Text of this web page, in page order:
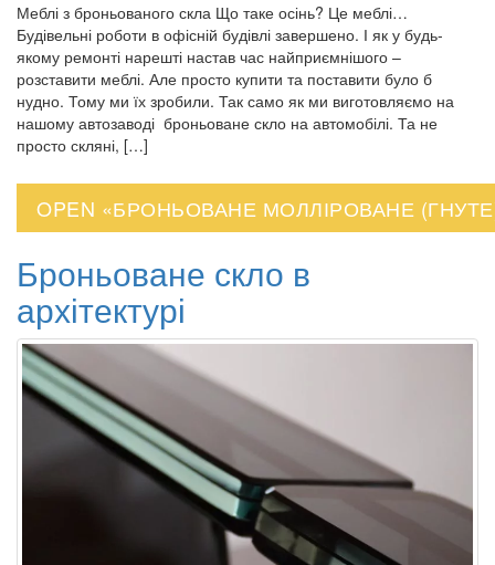
Меблі з броньованого скла Що таке осінь? Це меблі…
Будівельні роботи в офісній будівлі завершено. І як у будь-
якому ремонті нарешті настав час найприємнішого –
розставити меблі. Але просто купити та поставити було б
нудно. Тому ми їх зробили. Так само як ми виготовляємо на
нашому автозаводі броньоване скло на автомобілі. Та не
просто скляні, […]
OPEN «БРОНЬОВАНЕ МОЛЛІРОВАНЕ
Броньоване скло в
архітектурі